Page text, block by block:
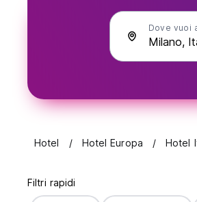
Dove vuoi
Hotel Hotel Europa Hotel
Filtri rapidi